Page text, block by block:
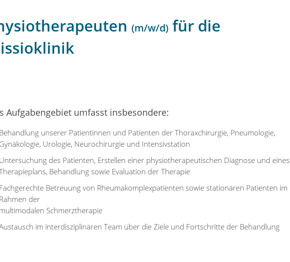
(m/w/d) für die
Aufgabengebiet umfasst insbesondere:
Behandlung unserer Patientinnen und Patienten der Thoraxchirurgie, Pneumologie,
Gynäkologie, Urologie, Neurochirurgie und Intensivstation
Untersuchung des Patienten, Erstellen einer physiotherapeutischen Diagnose und eines
Behandlung sowie Evaluation der Therapie
Fachgerechte Betreuung von Rheumakomplexpatienten sowie stationären Patienten im
Rahmen der
multimodalen Schmerztherapie
im interdisziplinären Team über die Ziele und Fortschritte der Behandlung